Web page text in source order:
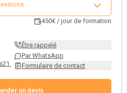
AutoCAD en toute autonomie.
450€ / jour de formation
Être rappelé
Par WhatsApp
Formulaire de contact
un devis